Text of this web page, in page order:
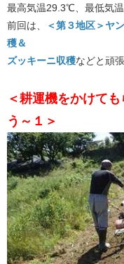
最高気温29.3℃、最低気
前回は、
＜第３地区＞ヤ
穫＆
ズッキーニ収穫などと頑
＜耕運機をかけて
う～１＞